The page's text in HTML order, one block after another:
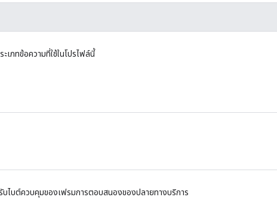
เภทข้อความที่ใช้ในโปรไฟล์นี้
บไบต์ควบคุมของเฟรมการตอบสนองของปลายทางบริการ